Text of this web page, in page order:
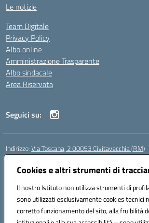
Cookies e altri strumenti di
Il nostro Istituto non utilizza strumenti di
sono utilizzati esclusivamente cookies tecnici
corretto funzionamento del sito, alla fruibilità
Le notizie
Team Digitale
Privacy Policy
Albo online
Amministrazione Trasparente
Albo sindacale
Area Riservata
Seguici su:
Indirizzo:Via Toscana, 2 00053 Civitavecchia (RM)
Centralino:
Posta elettronica certificata (PEC):
Codice fiscale: 91038380589
Codice meccanografico:RMIC8B900G
Codice Indice delle Pubbliche Amministrazioni
Codice unico di fatturazione (CUF): UFP4NO